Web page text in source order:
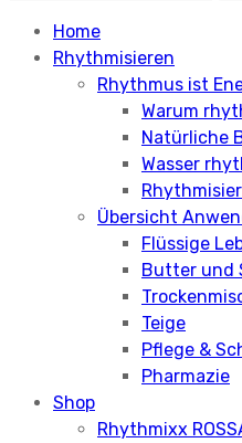
Home
Rhythmisieren
Rhythmus ist
Warum
Natürliche
Wasser
Übersicht
Flüssige
Butter und
Teige
Pflege &
Pharmazie
Shop
Rhythmixx